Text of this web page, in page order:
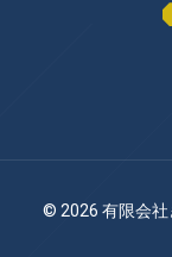
© 2026 有限会社